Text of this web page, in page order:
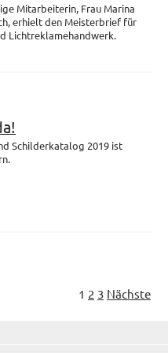
Mitarbeiterin, Frau Marina
erhielt den Meisterbrief für
Lichtreklamehandwerk.
Schilderkatalog 2019 ist
1 2 3 Nächste